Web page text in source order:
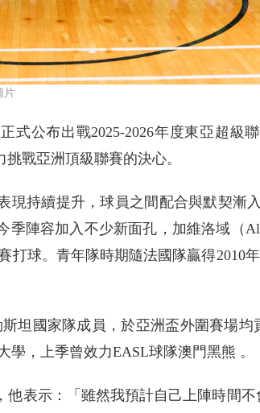
片
式公布出戰2025-2026年度東亞超級
戰亞洲頂級聯賽的決心。
現持續提升，球員之間配合與默契漸
陣容加入不少新面孔，加維洛域（
球。青年隊時期隨法國隊贏得2010
坦國家隊成員，於亞洲盃外圍賽場均
，上季曾效力EASL球隊澳門黑熊 。
表示：「雖然我預計自己上陣時間不